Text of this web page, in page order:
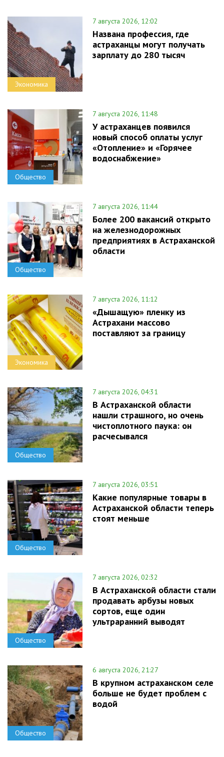
Экономика
7 августа 2026, 12:02
Названа профессия, где
астраханцы могут получать
зарплату до 280 тысяч
Общество
7 августа 2026, 11:48
У астраханцев появился
новый способ оплаты услуг
«Отопление» и «Горячее
водоснабжение»
Общество
7 августа 2026, 11:44
Более 200 вакансий открыто
на железнодорожных
предприятиях в Астраханской
области
Экономика
7 августа 2026, 11:12
«Дышащую» пленку из
Астрахани массово
поставляют за границу
Общество
7 августа 2026, 04:31
В Астраханской области
нашли страшного, но очень
чистоплотного паука: он
расчесывался
Общество
7 августа 2026, 03:51
Какие популярные товары в
Астраханской области теперь
стоят меньше
Общество
7 августа 2026, 02:32
В Астраханской области стали
продавать арбузы новых
сортов, еще один
ультраранний выводят
Общество
6 августа 2026, 21:27
В крупном астраханском селе
больше не будет проблем с
водой